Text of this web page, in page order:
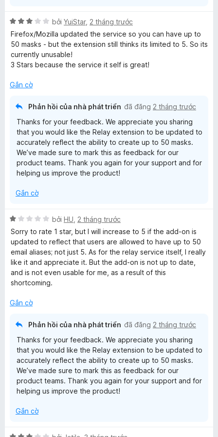
5
X
ế
p
h
ạ
g
bởi YuiStar, 2 tháng trước
Firefox/Mozilla updated the service so you can have up to
50 masks - but the extension still thinks its limited to 5. So its
currently unusable!
3 Stars because the service it self is great!
Gắn cờ
Phản hồi của nhà phát triển đã đăng 2 tháng trước
Thanks for your feedback. We appreciate you sharing
that you would like the Relay extension to be updated to
accurately reflect the ability to create up to 50 masks.
We’ve made sure to mark this as feedback for our
product teams. Thank you again for your support and for
helping us improve the product!
Gắn cờ
X
ế
p
h
ạ
n
g
t
bởi HU 2 tháng trước
Sorry to rate 1 star, but I will increase to 5 if the add-on is
updated to reflect that users are allowed to have up to 50
email aliases; not just 5. As for the relay service itself, I really
like it and appreciate it. But the add-on is not up to date,
and is not even usable for me, as a result of this
shortcoming.
Gắn cờ
Phản hồi của nhà phát triển đã đăng 2 tháng trước
Thanks for your feedback. We appreciate you sharing
that you would like the Relay extension to be updated to
accurately reflect the ability to create up to 50 masks.
We’ve made sure to mark this as feedback for our
product teams. Thank you again for your support and for
helping us improve the product!
Gắn cờ